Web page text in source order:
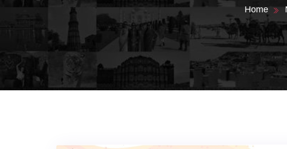
Home